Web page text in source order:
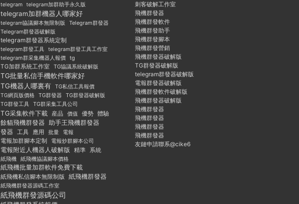
telegram telegram加群助手永久版
telegram加群機器人哪家好
telegram協議腳本無限制版
Telegram群發器
Telegram群發器破解版
telegram群發器系統定制
telegram群發工具 telegram群發工具工作室
telegram群采集機器人報價 tg
TG加群系統工作室 TG協議系統破解版
TG批量私信手機軟件哪家好
TG機器人哪裏有
TG私信工具報價
TG網頁版價格
TG群發器
TG群發器破解版
TG群發工具 TG群采集工具公司
TG采集軟件下載 産品 價值 優勢 體驗
餘貓飛機群發器 助手王飛機群發器
發器 工具 應用 批量 電報
電報加群腳本定制 電報炒群腳本公司
電報附近人機器人破解版 精準
系統
紙飛機
紙飛機協議腳本價格
紙飛機批量加群軟件免費下載
紙飛機私信腳本無限制版 紙飛機群發器
紙飛機群發器源碼工作室
紙飛機群發源碼公司
刺客破解工作室
飛機群發器
飛機群發軟件
飛機群發助手
飛機群發腳本
飛機群發營銷
飛機群發器破解版
TG群發器破解版
telegram群發器破解版
電報群發器破解版
飛機群發軟件破解版
飛機群發器破解版
飛機群發器
飛機群發器
飛機群發器
飛機群發器
友鏈申請聯系@cike6